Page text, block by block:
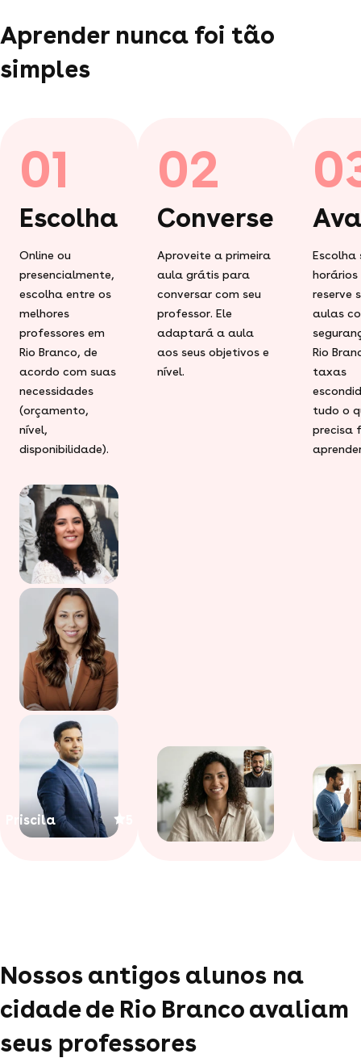
Aprender nunca foi tão
simples
01
Escolha
Online ou
presencialmente,
escolha entre os
melhores
professores em
Rio Branco, de
acordo com suas
necessidades
(orçamento,
nível,
disponibilidade).
Priscila
02
Converse
Aproveite a primeira
aula grátis para
conversar com seu
professor. Ele
adaptará a aula
aos seus objetivos e
nível.
Escolha
horários
reserve
aulas
Rio
taxas
tudo o
precisa
Nossos antigos alunos na
cidade de Rio Branco avaliam
seus professores